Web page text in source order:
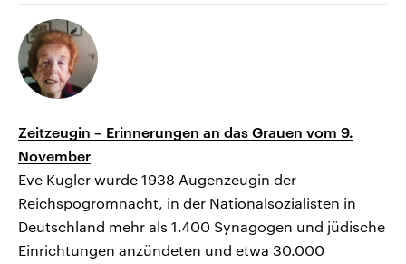
Zeitzeugin – Erinnerungen an das Grauen vom 9.
November
Eve Kugler wurde 1938 Augenzeugin der
Reichspogromnacht, in der Nationalsozialisten in
Deutschland mehr als 1.400 Synagogen und jüdische
Einrichtungen anzündeten und etwa 30.000